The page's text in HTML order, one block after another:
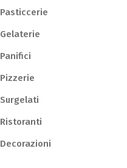
Pasticcerie
Gelaterie
Panifici
Pizzerie
Surgelati
Ristoranti
Decorazioni